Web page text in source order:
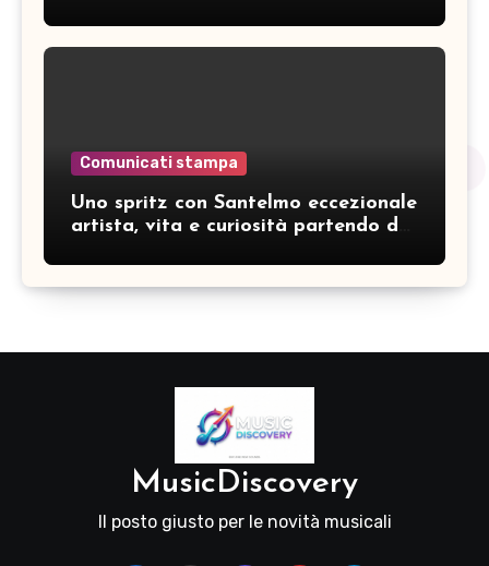
Comunicati stampa
Uno spritz con Santelmo eccezionale
artista, vita e curiosità partendo da
MusicDiscovery
Il posto giusto per le novità musicali